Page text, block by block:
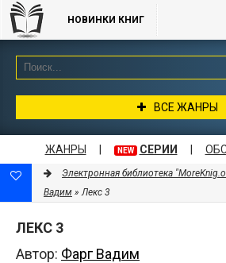
НОВИНКИ КНИГ
ВСЕ ЖАНРЫ
ЖАНРЫ NEW СЕРИИ
Электронная библиотека
Вадим » Лекс 3
ЛЕКС 3
Автор: Фарг Вадим